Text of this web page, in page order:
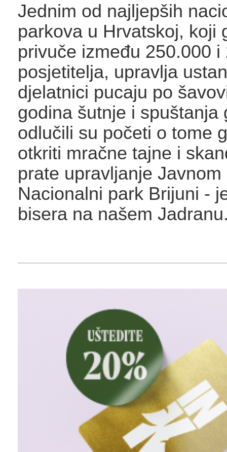
Jednim od najljepših
parkova u Hrvatskoj, koji
privuče između 250.000 i
posjetitelja, upravlja
djelatnici pucaju po
godina šutnje i spuštanja
odlučili su početi o tome
otkriti mračne tajne i
prate upravljanje
Nacionalni park Brijuni -
bisera na našem